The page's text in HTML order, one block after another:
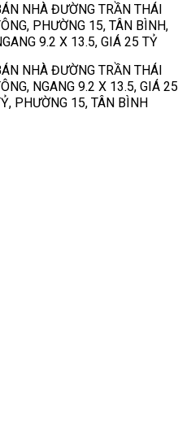
NHÀ ĐƯỜNG TRẦN THÁI
PHƯỜNG 15, TÂN BÌNH,
9.2 X 13.5, GIÁ 25 TỶ
NHÀ ĐƯỜNG TRẦN THÁI
NGANG 9.2 X 13.5, GIÁ 25
PHƯỜNG 15, TÂN BÌNH